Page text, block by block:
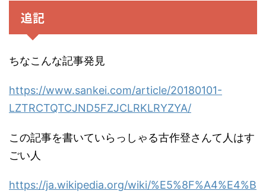
追記
ちなこんな記事発見
https://www.sankei.com/article/20180101-
LZTRCTQTCJND5FZJCLRKLRYZYA/
この記事を書いていらっしゃる古作登さんて人はす
ごい人
https://ja.wikipedia.org/wiki/%E5%8F%A4%E4%B